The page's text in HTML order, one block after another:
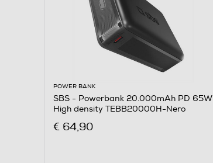
POWER BANK
SBS - Powerbank 20.000mAh PD 65W
High density TEBB20000H-Nero
€ 64,90